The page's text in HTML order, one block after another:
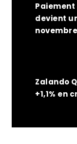
Paiement
devient
Zalando
+1,1% en